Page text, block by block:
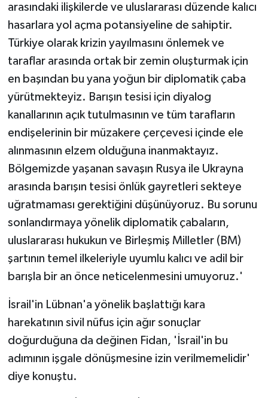
arasındaki ilişkilerde ve uluslararası düzende kalıcı
hasarlara yol açma potansiyeline de sahiptir.
Türkiye olarak krizin yayılmasını önlemek ve
taraflar arasında ortak bir zemin oluşturmak için
en başından bu yana yoğun bir diplomatik çaba
yürütmekteyiz. Barışın tesisi için diyalog
kanallarının açık tutulmasının ve tüm tarafların
endişelerinin bir müzakere çerçevesi içinde ele
alınmasının elzem olduğuna inanmaktayız.
Bölgemizde yaşanan savaşın Rusya ile Ukrayna
arasında barışın tesisi önlük gayretleri sekteye
uğratmaması gerektiğini düşünüyoruz. Bu sorunu
sonlandırmaya yönelik diplomatik çabaların,
uluslararası hukukun ve Birleşmiş Milletler (BM)
şartının temel ilkeleriyle uyumlu kalıcı ve adil bir
barışla bir an önce neticelenmesini umuyoruz.'
İsrail'in Lübnan'a yönelik başlattığı kara
harekatının sivil nüfus için ağır sonuçlar
doğurduğuna da değinen Fidan, 'İsrail'in bu
adımının işgale dönüşmesine izin verilmemelidir'
diye konuştu.